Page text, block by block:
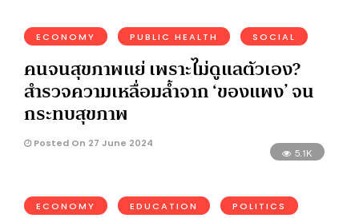
ECONOMY PUBLIC HEALTH SOCIAL
คนจนสุขภาพแย่ เพราะไม่ดูแลตัวเอง?
สำรวจความเหลื่อมล้ำจาก ‘ของแพง’ จน
กระทบสุขภาพ
Posted On 27 June 2024
5.1K
ECONOMY EDUCATION POLITICS